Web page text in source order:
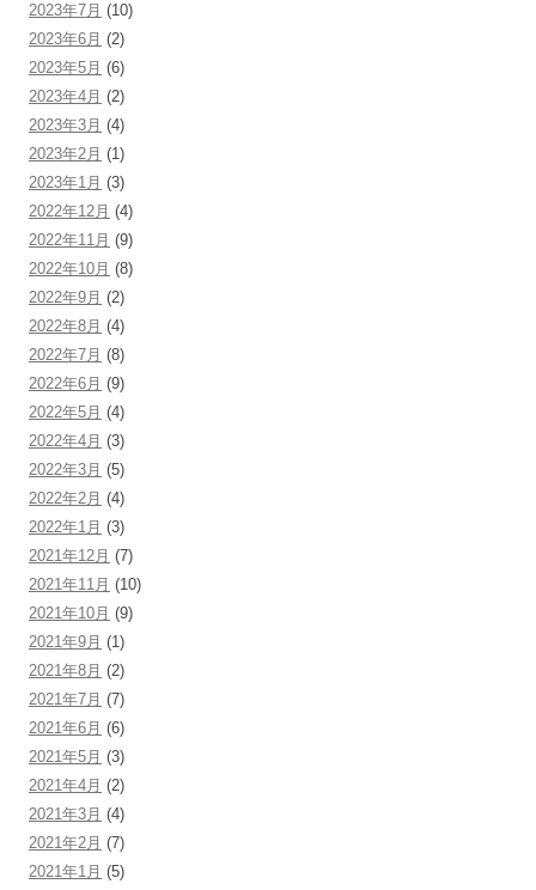
2023年7月 (10)
2023年6月 (2)
2023年5月 (6)
2023年4月 (2)
2023年3月 (4)
2023年2月 (1)
2023年1月 (3)
2022年12月 (4)
2022年11月 (9)
2022年10月 (8)
2022年9月 (2)
2022年8月 (4)
2022年7月 (8)
2022年6月 (9)
2022年5月 (4)
2022年4月 (3)
2022年3月 (5)
2022年2月 (4)
2022年1月 (3)
2021年12月 (7)
2021年11月 (10)
2021年10月 (9)
2021年9月 (1)
2021年8月 (2)
2021年7月 (7)
2021年6月 (6)
2021年5月 (3)
2021年4月 (2)
2021年3月 (4)
2021年2月 (7)
2021年1月 (5)